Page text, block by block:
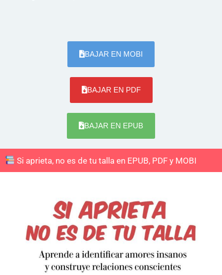
BAJAR EN MOBI
BAJAR EN PDF
BAJAR EN EPUB
Si aprieta, no es de tu talla en EPUB, PDF y MOBI